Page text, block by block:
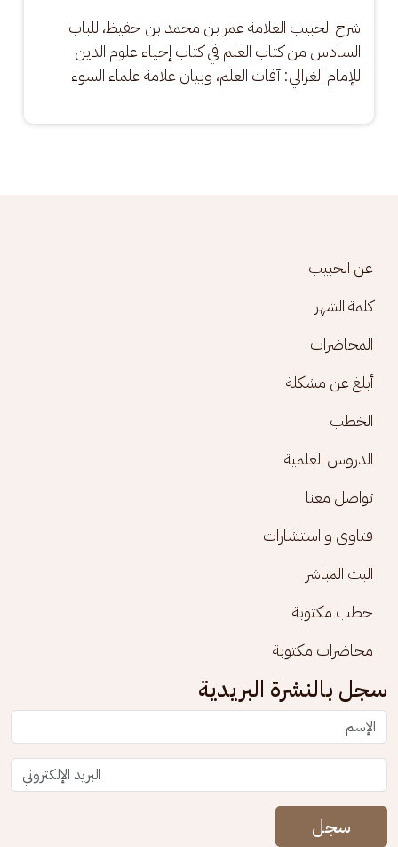
شرح الحبيب العلامة عمر بن محمد بن حفيظ، للباب
السادس من كتاب العلم في كتاب إحياء علوم الدين
للإمام الغزالي: آفات العلم، وبيان علامة علماء السوء
Footer menu
عن الحبيب
كلمة الشهر
المحاضرات
أبلغ عن مشكلة
الخطب
الدروس العلمية
تواصل معنا
فتاوى و استشارات
البث المباشر
خطب مكتوبة
محاضرات مكتوبة
سجل بالنشرة البريدية
سجل